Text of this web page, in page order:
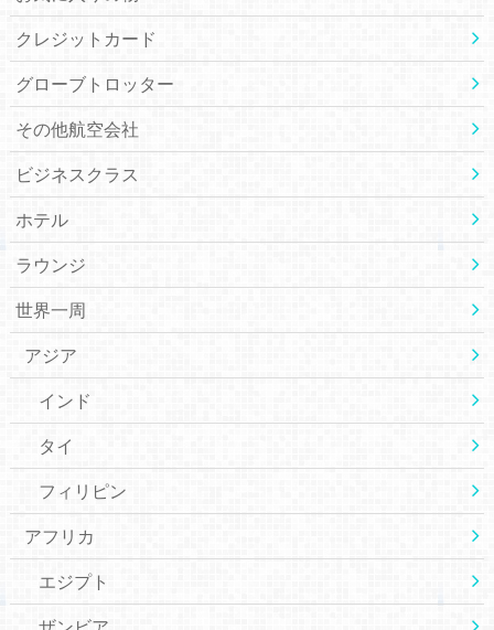
クレジットカード
グローブトロッター
その他航空会社
ビジネスクラス
ホテル
ラウンジ
世界一周
アジア
インド
タイ
フィリピン
アフリカ
エジプト